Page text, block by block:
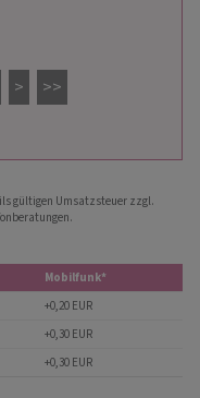
> >>
gültigen Umsatzsteuer zzgl.
Mobilfunk*
+0,20 EUR
+0,30 EUR
+0,30 EUR